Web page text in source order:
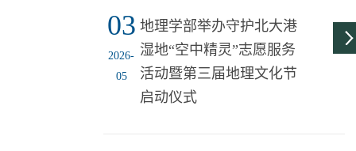
承学校办学文脉，厚植教
育家精神，强化教师党员
党性修养与责任担当，5月
14日，地理学部党委组织
家精神培育弘扬研究实践
03
2026-
05
地理学部举办守护北大港
湿地“空中精灵”志愿服务
活动暨第三届地理文化节
启动仪式